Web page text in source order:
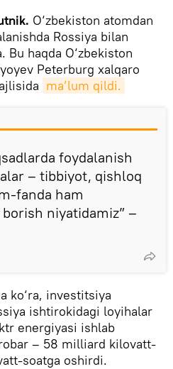
O‘zbekiston atomdan
Rossiya bilan
haqda O‘zbekiston
Peterburg xalqaro
ma’lum qildi.
foydalanish
– tibbiyot, qishloq
fanda ham
niyatidamiz” –
ko‘ra, investitsiya
ishtirokidagi loyihalar
energiyasi ishlab
– 58 milliard kilovatt-
soatga oshirdi.